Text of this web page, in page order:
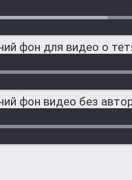
фон для видео о
фон видео без